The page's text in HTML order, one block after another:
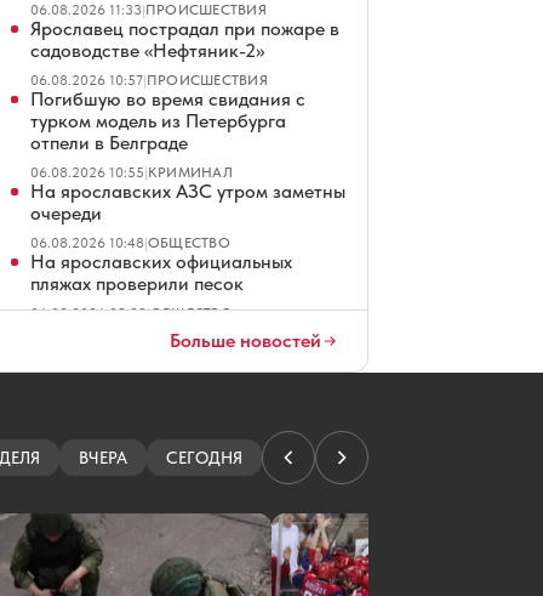
06.08.2026 11:33|ПРОИСШЕСТВИЯ
Ярославец пострадал при пожаре в
садоводстве «Нефтяник-2»
06.08.2026 10:57|ПРОИСШЕСТВИЯ
Погибшую во время свидания с
турком модель из Петербурга
отпели в Белграде
06.08.2026 10:55|КРИМИНАЛ
На ярославских АЗС утром заметны
очереди
06.08.2026 10:48|ОБЩЕСТВО
На ярославских официальных
пляжах проверили песок
06.08.2026 09:29|ОБЩЕСТВО
В Ярославле выезд в сторону
Москвы открыли после атаки
дронов
сбили уже 92 БПЛА
ПРОИСШЕСТВИЯ
последствиях самой массовой
атаки дронов на Ярославль
06.08.2026 08:11 ПРОИСШЕСТВИЯ
Боб Хартли может провести в
Больше новостей
ВЧЕРА СЕГОДНЯ